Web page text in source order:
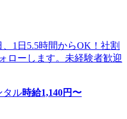
1日5.5時間からOK！社割
ローします。未経験者歓迎
タル時給1,140円〜